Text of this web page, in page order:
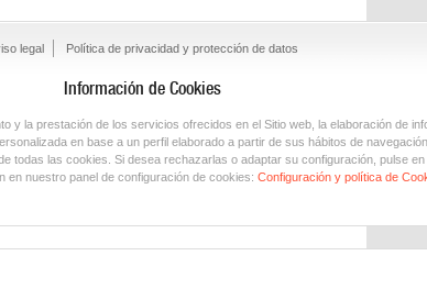
legal Política de privacidad y protección de datos
Información de Cookies
y la prestación de los servicios ofrecidos en el Sitio web, la elaboración de
en base a un perfil elaborado a partir de sus hábitos de
todas las cookies. Si desea rechazarlas o adaptar su configuración, pulse en
en nuestro panel de configuración de cookies: Configuración y política de